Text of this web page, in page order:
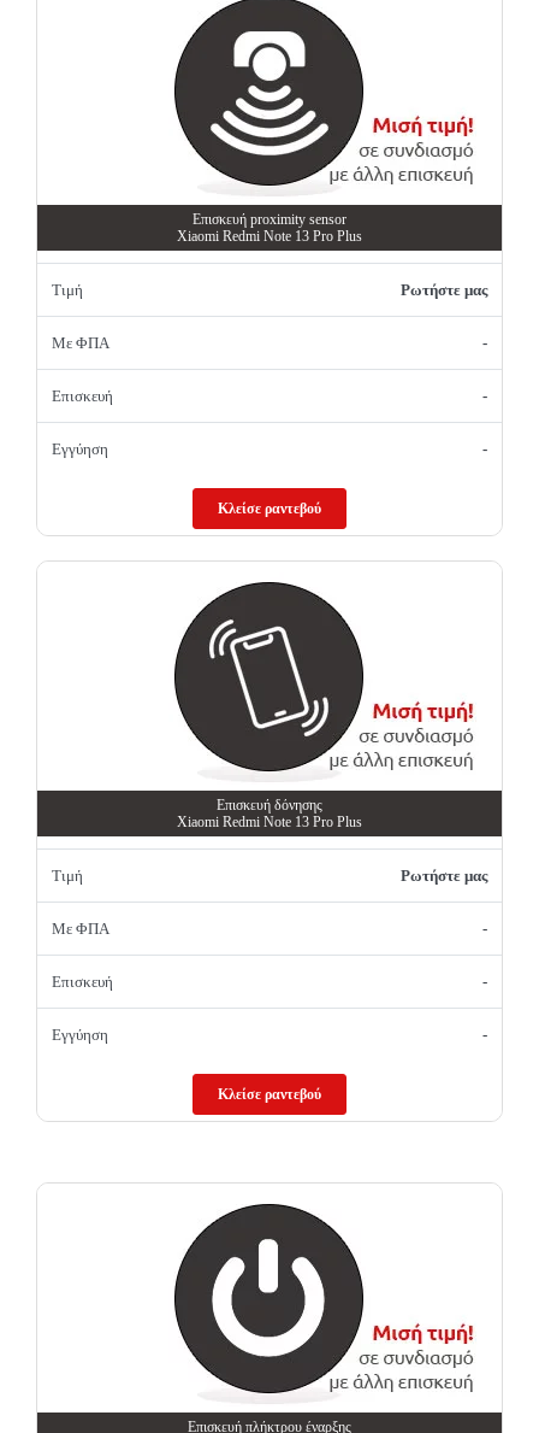
Επισκευή proximity sensor
Xiaomi Redmi Note 13 Pro Plus
Τιμή Ρωτήστε μας
Με ΦΠΑ -
Επισκευή -
Εγγύηση -
Κλείσε ραντεβού
Επισκευή δόνησης
Xiaomi Redmi Note 13 Pro Plus
Τιμή Ρωτήστε μας
Με ΦΠΑ -
Επισκευή -
Εγγύηση -
Κλείσε ραντεβού
Επισκευή πλήκτρου έναρξης